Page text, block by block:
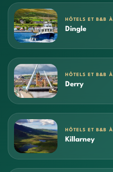
HÔTELS ET B&B À
Dingle
HÔTELS ET B&B À
Derry
HÔTELS ET B&B À
Killarney